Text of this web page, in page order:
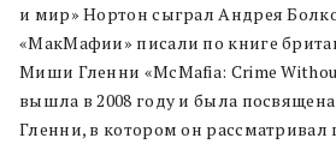
и мир» Нортон сыграл Андрея
«МакМафии» писали по книге
Миши Гленни «McMafia: Crime
вышла в 2008 году и была
Гленни, в котором он рассматривал